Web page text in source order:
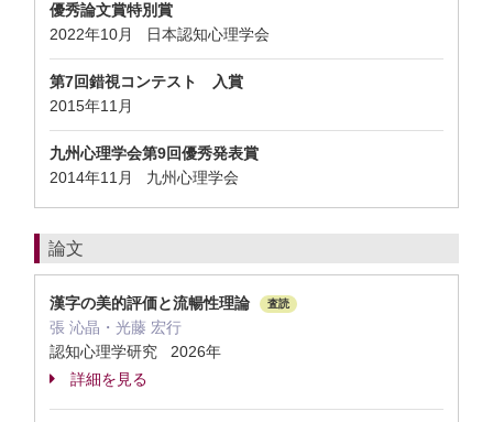
優秀論文賞特別賞
2022年10月 日本認知心理学会
第7回錯視コンテスト 入賞
2015年11月
九州心理学会第9回優秀発表賞
2014年11月 九州心理学会
論文
漢字の美的評価と流暢性理論 査読
張 沁晶・光藤 宏行
認知心理学研究 2026年
詳細を見る